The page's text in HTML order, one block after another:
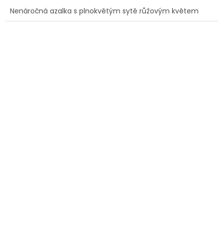
Nenáročná azalka s plnokvětým sytě růžovým květem